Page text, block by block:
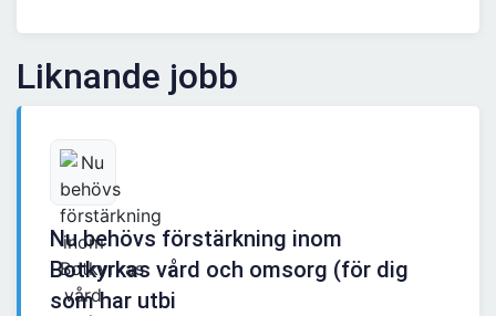
Liknande jobb
Nu behövs förstärkning inom
Botkyrkas vård och omsorg (för dig
som har utbi